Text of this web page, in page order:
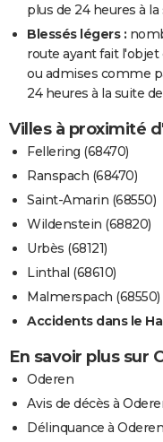
plus de 24 heures à
Blessés légers :
route ayant fait
ou admises comme
24 heures à la suite
Villes à proximité
Fellering (68470)
Ranspach (68470)
Saint-Amarin (68550)
Wildenstein (68820)
Urbès (68121)
Linthal (68610)
Malmerspach (68550)
Accidents dans le
En savoir plus sur
Oderen
Avis de décès à
Délinquance à Oderen